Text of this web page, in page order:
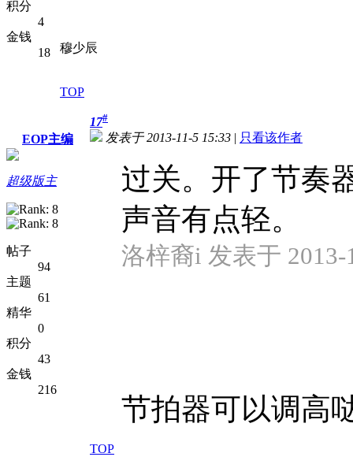
积分
4
金钱
18
穆少辰
TOP
EOP主编
超级版主
帖子
94
主题
61
精华
0
积分
43
金钱
216
17#
发表于 2013-11-5 15:33 | 只看该作者
过关。开了节奏
声音有点轻。
洛梓裔i 发表于 2013-
节拍器可以调高
TOP